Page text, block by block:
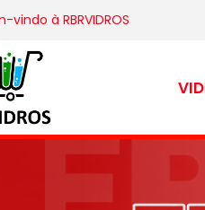
vindo à RBRVIDROS